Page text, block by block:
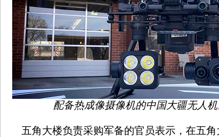
配备热成像摄像机的中国大疆无人
五角大楼负责采购军备的官员表示，在五角